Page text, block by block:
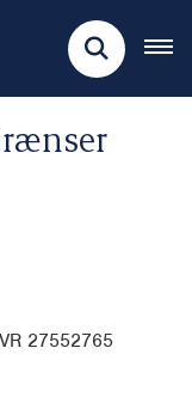
27552765